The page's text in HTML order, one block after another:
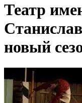
Театр
новый